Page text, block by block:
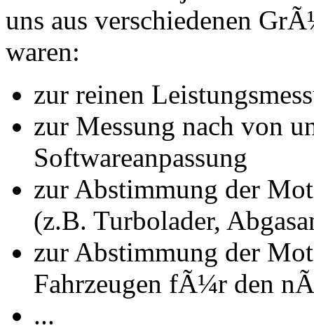
uns aus verschiedenen
waren:
zur reinen
zur Messung nach von
Softwareanpassung
zur Abstimmung der
(z.B. Turbolader,
zur Abstimmung der
Fahrzeugen fÃ¼r den
...